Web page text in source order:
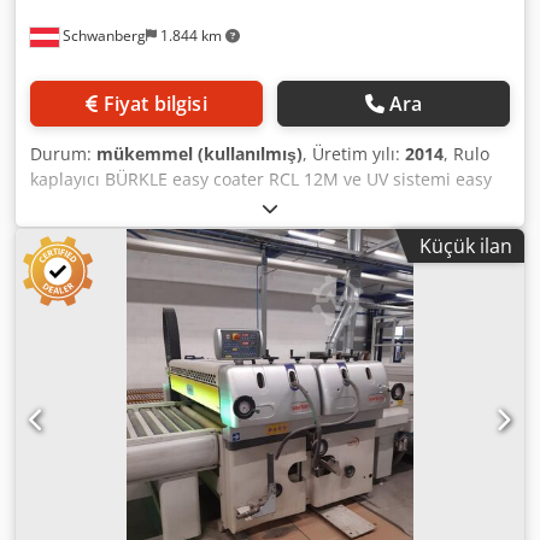
Schwanberg 1.844 km
Fiyat bilgisi Ara
Durum: mükemmel (kullanılmış), Üretim yılı: 2014, Rulo
kaplayıcı BÜRKLE easy coater RCL 12M ve UV sistemi easy
cure UV - TRUV, 2 lamba ve 2 x rulo konveyör ile BÜRKLE
kolay kaplayıcı RCL 1300: Düz yüzeylere yukarıdan tek
taraflı uygulama için Çalışma tarafı sol Dokunmatik ekran
kontrolü TP 177 Micro Lastikli uygulama silindiri Sert krom
kaplamalı dozaj silindiri sonsuz dişli kutusu ile hassas bir
şekilde ayarlanabilir Güvenli iş parçası taşıma için açıkta
duran karşı makaralı kontrollü bant taşıma Uygulama
silindirinin kolay değiştirilmesi için ayrık yataklı ve çapraz
diskli kaplinli hızlı değiştirme sistemi Salınımlı silecek,
temizlik için hızlıca değiştirilebilir Uygulama silindiri, dozaj
silindiri ve taşıma için ayrı, kademesiz değişken FU
doğrudan tahrikleri Ters çevrilebilir dozaj silindiri Makine
üzerinde Ex versiyonunda motorlar ve limit anahtarları Ex
olmayan versiyonda şalter dolabı ve kontrol paneli makine
Küçük ilan